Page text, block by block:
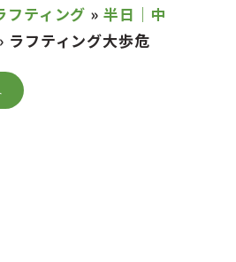
フティング » 半日｜中
ラフティング大歩危